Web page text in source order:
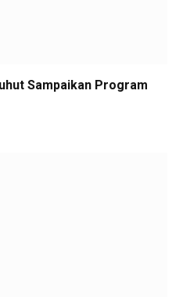
Sampaikan Program